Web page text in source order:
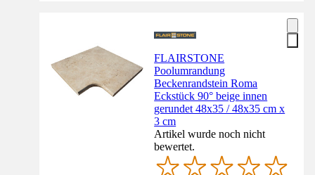
FLAIRSTONE
Poolumrandung
Beckenrandstein Roma
Eckstück 90° beige innen
gerundet 48x35 / 48x35 cm x
3 cm
Artikel wurde noch nicht
bewertet.